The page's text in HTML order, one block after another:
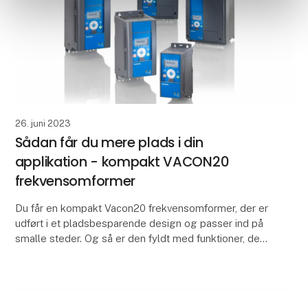
26. juni 2023
Sådan får du mere plads i din
applikation - kompakt VACON20
frekvensomformer
Du får en kompakt Vacon20 frekvensomformer, der er
udført i et pladsbesparende design og passer ind på
smalle steder. Og så er den fyldt med funktioner, der